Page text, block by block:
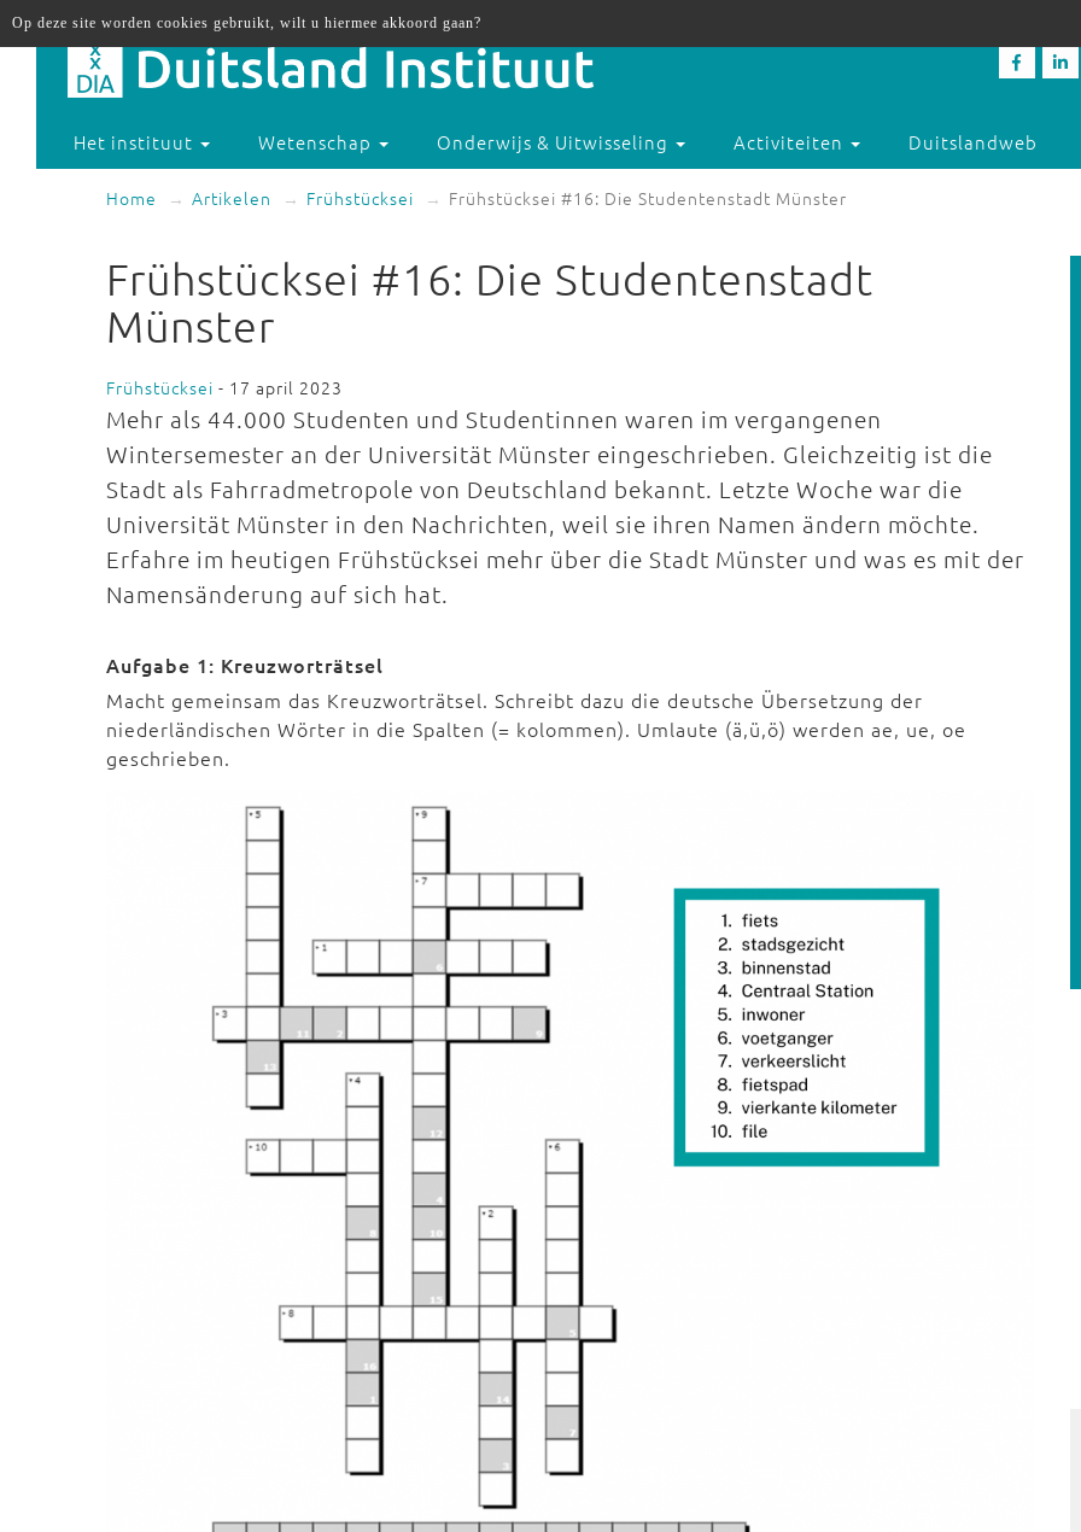
Het instituut Wetenschap Onderwijs & Uitwisseling Activiteiten Duitslandweb
Home Artikelen Frühstücksei Frühstücksei #16: Die Studentenstadt Münster
Frühstücksei #16: Die Studentenstadt
Münster
Frühstücksei - 17 april 2023
Mehr als 44.000 Studenten und Studentinnen waren im vergangenen
Wintersemester an der Universität Münster eingeschrieben. Gleichzeitig ist die
Stadt als Fahrradmetropole von Deutschland bekannt. Letzte Woche war die
Universität Münster in den Nachrichten, weil sie ihren Namen ändern möchte.
Erfahre im heutigen Frühstücksei mehr über die Stadt Münster und was es mit der
Namensänderung auf sich hat.
Aufgabe 1: Kreuzworträtsel
Macht gemeinsam das Kreuzworträtsel. Schreibt dazu die deutsche Übersetzung der
niederländischen Wörter in die Spalten (= kolommen). Umlaute (ä,ü,ö) werden ae, ue, oe
geschrieben.
Op deze site worden cookies gebruikt, wilt u hiermee akkoord gaan?